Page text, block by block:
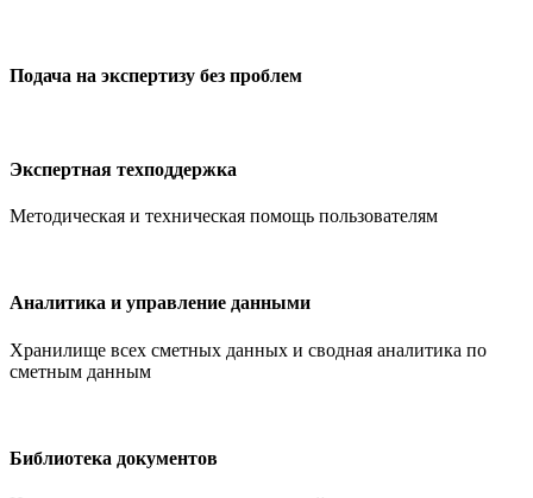
Подача на экспертизу без проблем
Экспертная техподдержка
Методическая и техническая помощь пользователям
Аналитика и управление данными
Хранилище всех сметных данных и сводная аналитика по
сметным данным
Библиотека документов